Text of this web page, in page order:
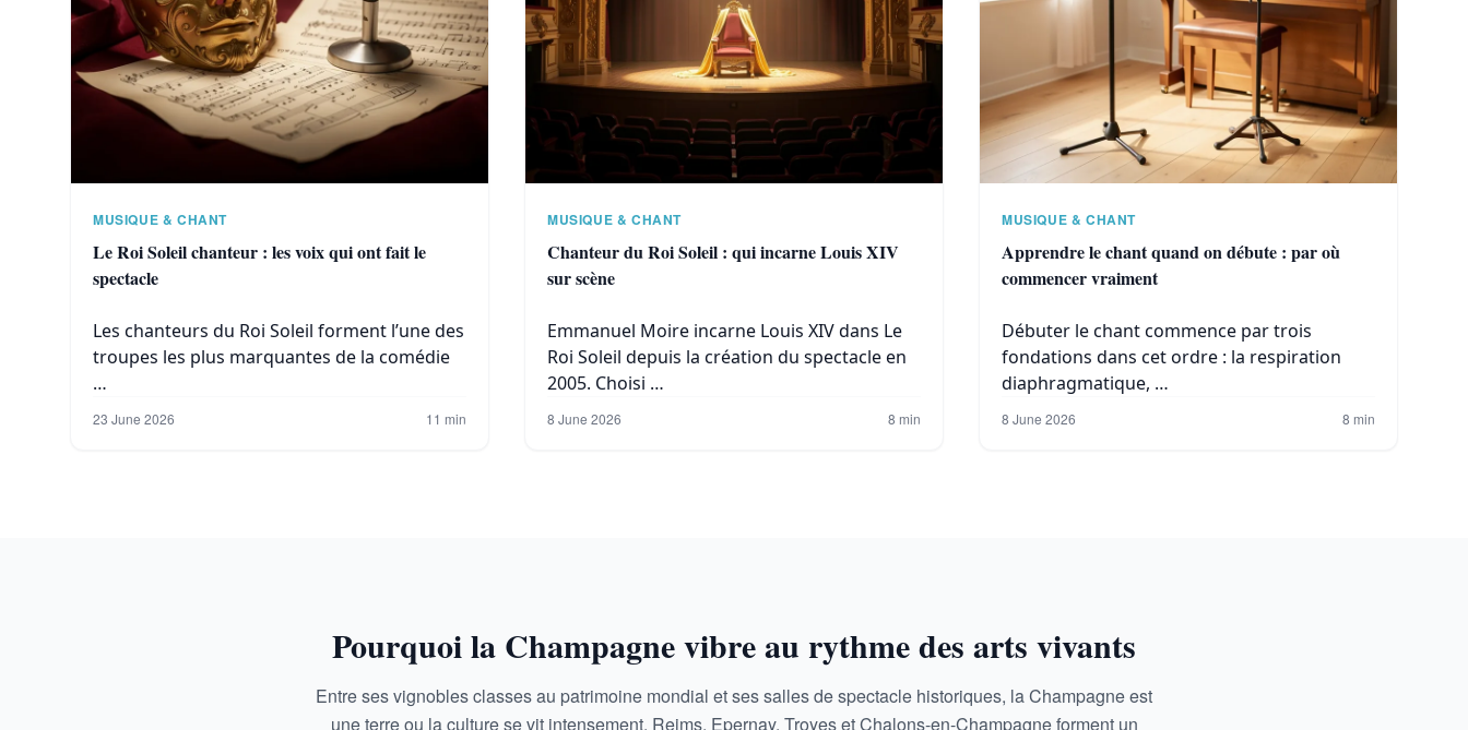
MUSIQUE & CHANT
Le Roi Soleil chanteur : les voix qui ont fait le
spectacle
Les chanteurs du Roi Soleil forment l’une des
troupes les plus marquantes de la comédie
…
23 June 2026 11 min
MUSIQUE & CHANT
Chanteur du Roi Soleil : qui incarne Louis XIV
sur scène
Emmanuel Moire incarne Louis XIV dans Le
Roi Soleil depuis la création du spectacle en
2005. Choisi …
8 June 2026 8 min
MUSIQUE & CHANT
Apprendre le chant quand on débute : par où
commencer vraiment
Débuter le chant commence par trois
fondations dans cet ordre : la respiration
diaphragmatique, …
8 June 2026 8 min
Pourquoi la Champagne vibre au rythme des arts vivants
Entre ses vignobles classes au patrimoine mondial et ses salles de spectacle historiques, la Champagne est
une terre ou la culture se vit intensement. Reims, Epernay, Troyes et Chalons-en-Champagne forment un